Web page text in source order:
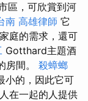
區，可欣賞到河
南 高雄律師 它
庭的需求，還可
Gotthard主題酒
房間。 殺蟑螂
小的，因此它可
在一起的人提供